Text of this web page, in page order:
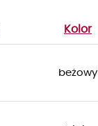
Kolor
beżowy